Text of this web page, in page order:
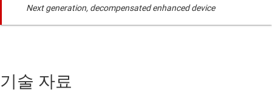
Next generation, decompensated enhanced device
기술 자료